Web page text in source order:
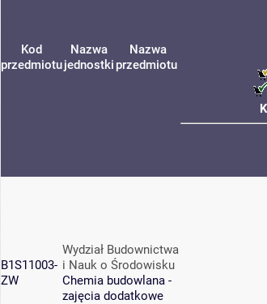
Kod
przedmiotu
Nazwa
jednostki
Nazwa
przedmiotu
B1S11003-
ZW
Wydział Budownictwa
i Nauk o Środowisku
Chemia budowlana -
zajęcia dodatkowe